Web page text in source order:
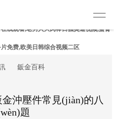
深喉口爆吞精,日韩性无码国产精品专
线观看,老男人大肉棒日骚臭逼视频,蜜臀
免费,欧美日韩综合视频二区
鈑金百科
沖壓件常見(jiàn)的八
題